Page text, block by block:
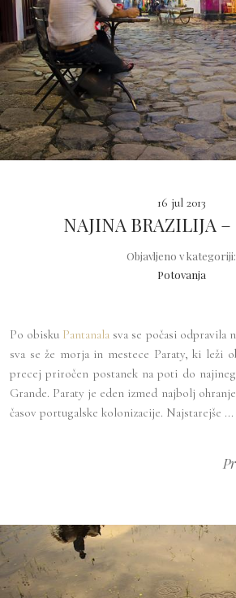
16 jul 2013
NAJINA BRAZILIJA –
Objavljeno v kategoriji:
Potovanja
Po obisku Pantanala sva se počasi odpravila
sva se že morja in mestece Paraty, ki leži
precej priročen postanek na poti do
Grande. Paraty je eden izmed najbolj
časov portugalske kolonizacije. Najstarejše ...